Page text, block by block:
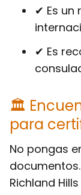
✔ Es un
✔ Es
🏛
para
No pongas
Richland